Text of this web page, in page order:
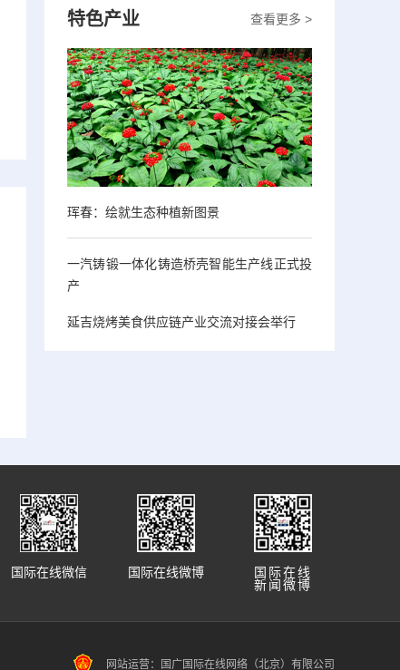
查看更多 >
特色产业
珲春：绘就生态种植新图景
一汽铸锻一体化铸造桥壳智能生产线正式投
产
延吉烧烤美食供应链产业交流对接会举行
国际在线
新闻微博
国际在线微博
国际在线微信
网站运营：国广国际在线网络（北京）有限公司